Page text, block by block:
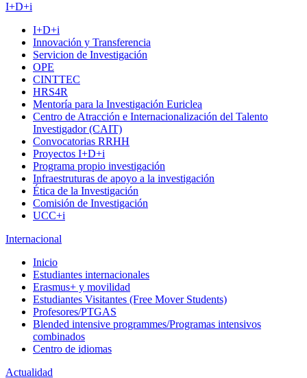
I+D+i
I+D+i
Innovación y Transferencia
Servicion de Investigación
OPE
CINTTEC
HRS4R
Mentoría para la Investigación Euriclea
Centro de Atracción e Internacionalización del Talento
Investigador (CAIT)
Convocatorias RRHH
Proyectos I+D+i
Programa propio investigación
Infraestruturas de apoyo a la investigación
Ética de la Investigación
Comisión de Investigación
UCC+i
Internacional
Inicio
Estudiantes internacionales
Erasmus+ y movilidad
Estudiantes Visitantes (Free Mover Students)
Profesores/PTGAS
Blended intensive programmes/Programas intensivos
combinados
Centro de idiomas
Actualidad